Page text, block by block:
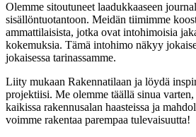
Olemme sitoutuneet laadukkaaseen
sisällöntuotantoon. Meidän tiimimme
ammattilaisista, jotka ovat intohimoisia
kokemuksia. Tämä intohimo näkyy
jokaisessa tarinassamme.
Liity mukaan Rakennatilaan ja löydä
projektiisi. Me olemme täällä sinua
kaikissa rakennusalan haasteissa ja
voimme rakentaa parempaa tulevaisuutta!